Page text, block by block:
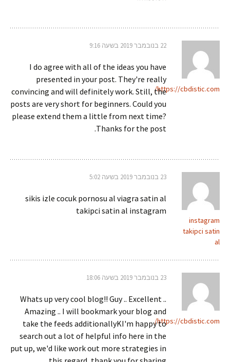
https://cbdistic.com/
22 בנובמבר 2019 בשעה 9:16
I do agree with all of the ideas you have
presented in your post. They're really
convincing and will definitely work. Still, the
posts are very short for beginners. Could you
please extend them a little from next time?
Thanks for the post.
instagram
takipci satin
al
23 בנובמבר 2019 בשעה 5:02
sikis izle cocuk pornosu al viagra satin al
takipci satin al instagram
https://cbdistic.com/
23 בנובמבר 2019 בשעה 18:06
Whats up very cool blog!! Guy .. Excellent ..
Amazing .. I will bookmark your blog and
take the feeds additionallyKI'm happy to
search out a lot of helpful info here in the
put up, we'd like work out more strategies in